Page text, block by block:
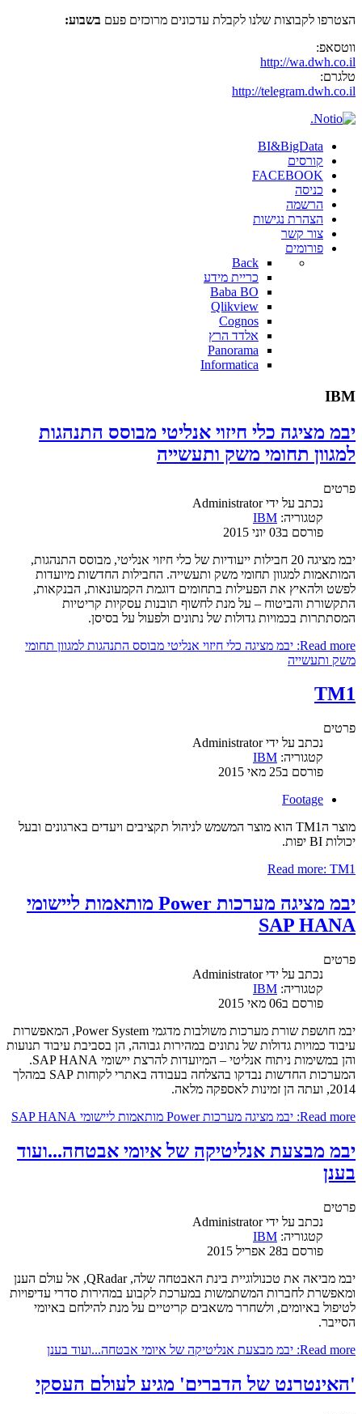
הצטרפו לקבוצות שלנו לקבלת עדכונים מרוכזים פעם בשבוע:
ווטסאפ:
http://wa.dwh.co.il
טלגרם:
http://telegram.dwh.co.il
BI&BigData
קורסים
FACEBOOK
כניסה
הרשמה
הצהרת נגישות
צור קשר
פורומים
Back
כריית מידע
Baba BO
Qlikview
Cognos
אלדד הרץ
Panorama
Informatica
IBM
יבמ מציגה כלי חיזוי אנליטי מבוסס התנהגות
למגוון תחומי משק ותעשייה
פרטים
נכתב על ידיAdministrator
קטגוריה: IBM
פורסם ב03 יוני 2015
יבמ מציגה 20 חבילות ייעודיות של כלי חיזוי אנליטי, מבוסס התנהגות,
המותאמות למגוון תחומי משק ותעשייה. החבילות החדשות מיועדות
לפשט ולהאיץ את הפעילות בתחומים דוגמת הקמעונאות, הבנקאות,
התקשורת והביטוח – על מנת לחשוף תובנות עסקיות קריטיות
המסתתרות בכמויות גדולות של נתונים ולפעול על בסיסן.
Read more: יבמ מציגה כלי חיזוי אנליטי מבוסס התנהגות למגוון תחומי
משק ותעשייה
TM1
פרטים
נכתב על ידיAdministrator
קטגוריה: IBM
פורסם ב25 מאי 2015
Footage
מוצר הTM1 הוא מוצר המשמש לניהול תקציבים ויעדים בארגונים ובעל
יכולות BI יפות.
Read more: TM1
יבמ מציגה מערכות Power מותאמות ליישומי
SAP HANA
פרטים
נכתב על ידיAdministrator
קטגוריה: IBM
פורסם ב06 מאי 2015
יבמ חושפת שורת מערכות משולבות מדגמי Power System, המאפשרות
עיבוד כמויות גדולות של נתונים במהירות גבוהה, הן בסביבת עיבוד תנועות
והן במשימות ניתוח אנליטי – המיועדות להרצת יישומי SAP HANA.
המערכות החדשות נבדקו בהצלחה בעבודה באתרי לקוחות SAP במהלך
2014, ועתה הן זמינות לאספקה מלאה.
Read more: יבמ מציגה מערכות Power מותאמות ליישומי SAP HANA
יבמ מבצעת אנליטיקה של איומי אבטחה...ועוד
בענן
פרטים
נכתב על ידיAdministrator
קטגוריה: IBM
פורסם ב28 אפריל 2015
יבמ מביאה את טכנולוגיית בינת האבטחה שלה, QRadar, אל עולם הענן
ומאפשרת לחברות המשתמשות במערכת לקבוע במהירות סדרי עדיפויות
לטיפול באיומים, ולשחרר משאבים קריטיים על מנת להילחם באיומי
הסייבר.
Read more: יבמ מבצעת אנליטיקה של איומי אבטחה...ועוד בענן
'האינטרנט של הדברים' מגיע לעולם העסקי